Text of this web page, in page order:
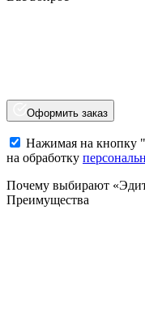
Оформить заказ
Нажимая на кнопку
на обработку
Почему выбирают
Преимущества